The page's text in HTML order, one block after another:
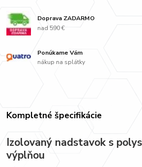
Doprava ZADARMO
nad 590 €
Ponúkame Vám
nákup na splátky
Kompletné špecifikácie
Izolovaný nadstavok s
výplňou